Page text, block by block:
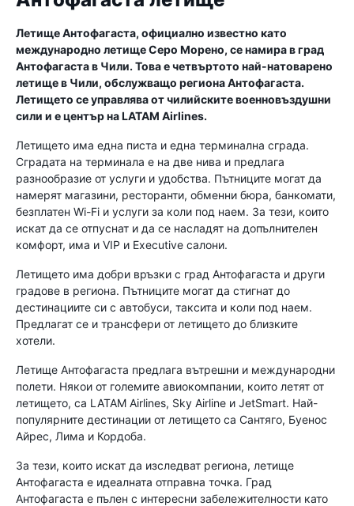
Летище Антофагаста, официално известно като
международно летище Серо Морено, се намира в град
Антофагаста в Чили. Това е четвъртото най-натоварено
летище в Чили, обслужващо региона Антофагаста.
Летището се управлява от чилийските военновъздушни
сили и е център на LATAM Airlines.
Летището има една писта и една терминална сграда.
Сградата на терминала е на две нива и предлага
разнообразие от услуги и удобства. Пътниците могат да
намерят магазини, ресторанти, обменни бюра, банкомати,
безплатен Wi-Fi и услуги за коли под наем. За тези, които
искат да се отпуснат и да се насладят на допълнителен
комфорт, има и VIP и Executive салони.
Летището има добри връзки с град Антофагаста и други
градове в региона. Пътниците могат да стигнат до
дестинациите си с автобуси, таксита и коли под наем.
Предлагат се и трансфери от летището до близките
хотели.
Летище Антофагаста предлага вътрешни и международни
полети. Някои от големите авиокомпании, които летят от
летището, са LATAM Airlines, Sky Airline и JetSmart. Най-
популярните дестинации от летището са Сантяго, Буенос
Айрес, Лима и Кордоба.
За тези, които искат да изследват региона, летище
Антофагаста е идеалната отправна точка. Град
Антофагаста е пълен с интересни забележителности като